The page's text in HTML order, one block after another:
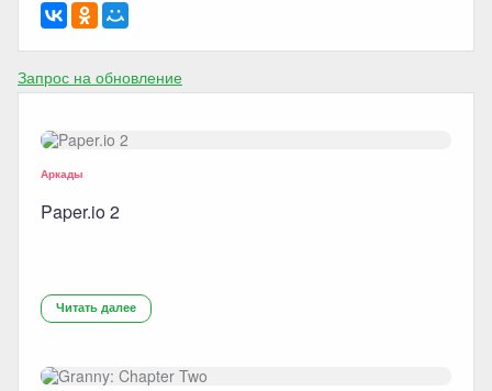
Запрос на обновление
Аркады
Paper.io 2
Читать далее